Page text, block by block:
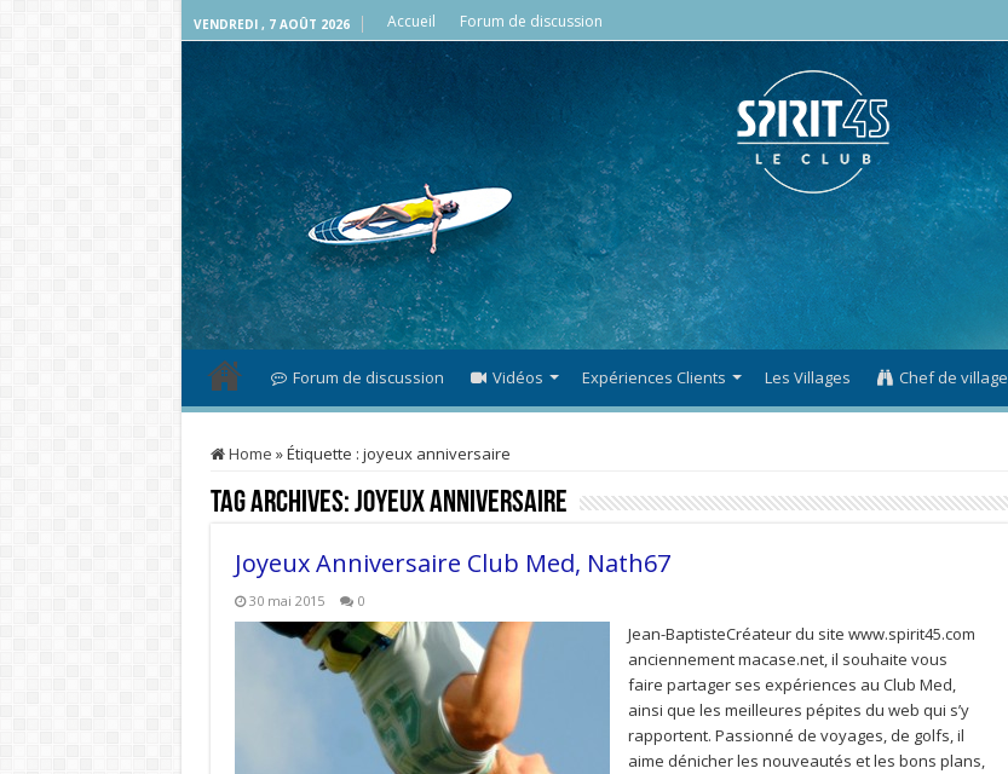
VENDREDI , 7 AOÛT 2026 Accueil Forum de discussion
Forum de discussion Vidéos Expériences Clients Les Villages Chef de village
Home »Étiquette : joyeux anniversaire
Tag Archives:joyeux anniversaire
Joyeux Anniversaire Club Med, Nath67
30 mai 2015 0
Jean-BaptisteCréateur du site www.spirit45.com
anciennement macase.net, il souhaite vous
faire partager ses expériences au Club Med,
ainsi que les meilleures pépites du web qui s’y
rapportent. Passionné de voyages, de golfs, il
aime dénicher les nouveautés et les bons plans,